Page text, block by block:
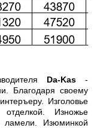
Da-Kas-
Благодаря своему
Изголовье
отделкой. Изножье
ламели. Изюминкой